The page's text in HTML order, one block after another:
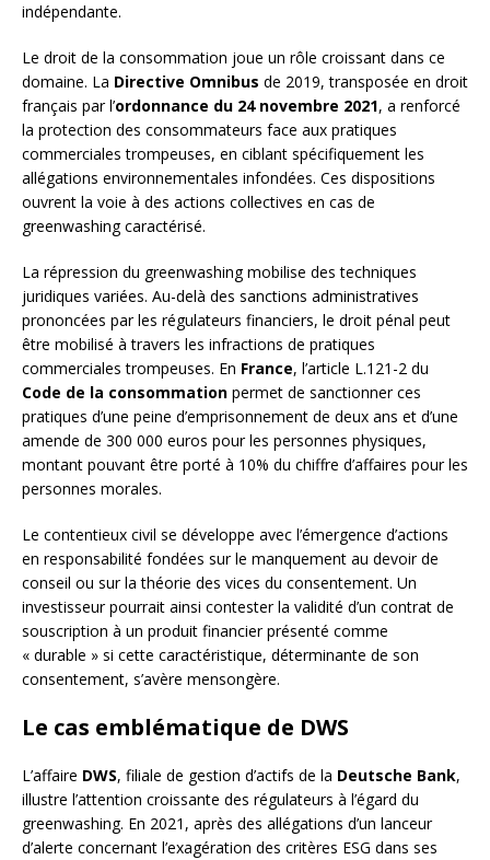
indépendante.
Le droit de la consommation joue un rôle croissant dans ce
domaine. La Directive Omnibus de 2019, transposée en droit
français par l’ordonnance du 24 novembre 2021, a renforcé
la protection des consommateurs face aux pratiques
commerciales trompeuses, en ciblant spécifiquement les
allégations environnementales infondées. Ces dispositions
ouvrent la voie à des actions collectives en cas de
greenwashing caractérisé.
La répression du greenwashing mobilise des techniques
juridiques variées. Au-delà des sanctions administratives
prononcées par les régulateurs financiers, le droit pénal peut
être mobilisé à travers les infractions de pratiques
commerciales trompeuses. En France, l’article L.121-2 du
Code de la consommation permet de sanctionner ces
pratiques d’une peine d’emprisonnement de deux ans et d’une
amende de 300 000 euros pour les personnes physiques,
montant pouvant être porté à 10% du chiffre d’affaires pour les
personnes morales.
Le contentieux civil se développe avec l’émergence d’actions
en responsabilité fondées sur le manquement au devoir de
conseil ou sur la théorie des vices du consentement. Un
investisseur pourrait ainsi contester la validité d’un contrat de
souscription à un produit financier présenté comme
« durable » si cette caractéristique, déterminante de son
consentement, s’avère mensongère.
Le cas emblématique de DWS
L’affaire DWS, filiale de gestion d’actifs de la Deutsche Bank,
illustre l’attention croissante des régulateurs à l’égard du
greenwashing. En 2021, après des allégations d’un lanceur
d’alerte concernant l’exagération des critères ESG dans ses